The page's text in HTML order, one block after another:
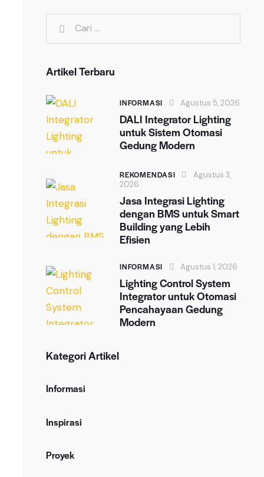
Artikel Terbaru
INFORMASI Agustus 5, 2026
DALI Integrator Lighting
untuk Sistem Otomasi
Gedung Modern
REKOMENDASI
Agustus 3,
2026
Jasa Integrasi Lighting
dengan BMS untuk Smart
Building yang Lebih
Efisien
INFORMASI Agustus 1, 2026
Lighting Control System
Integrator untuk Otomasi
Pencahayaan Gedung
Modern
Kategori Artikel
Informasi
Inspirasi
Proyek